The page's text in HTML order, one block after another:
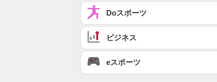
Doスポーツ
ビジネス
eスポーツ